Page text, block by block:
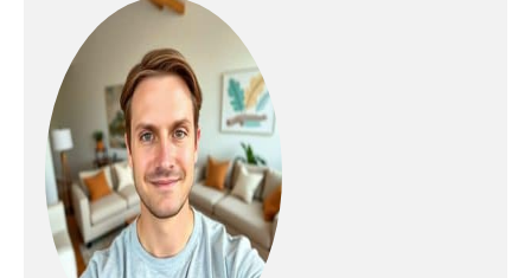
oreiller a un noyau
intérieur de petits
nanocubes en mousse
Simba spongieux
enveloppés dans une
épaisse couche de fibre
Simba-Renew doux pour
bercer votre tête. Il suffit
de sortir certains des
minis cubes pour obtenir